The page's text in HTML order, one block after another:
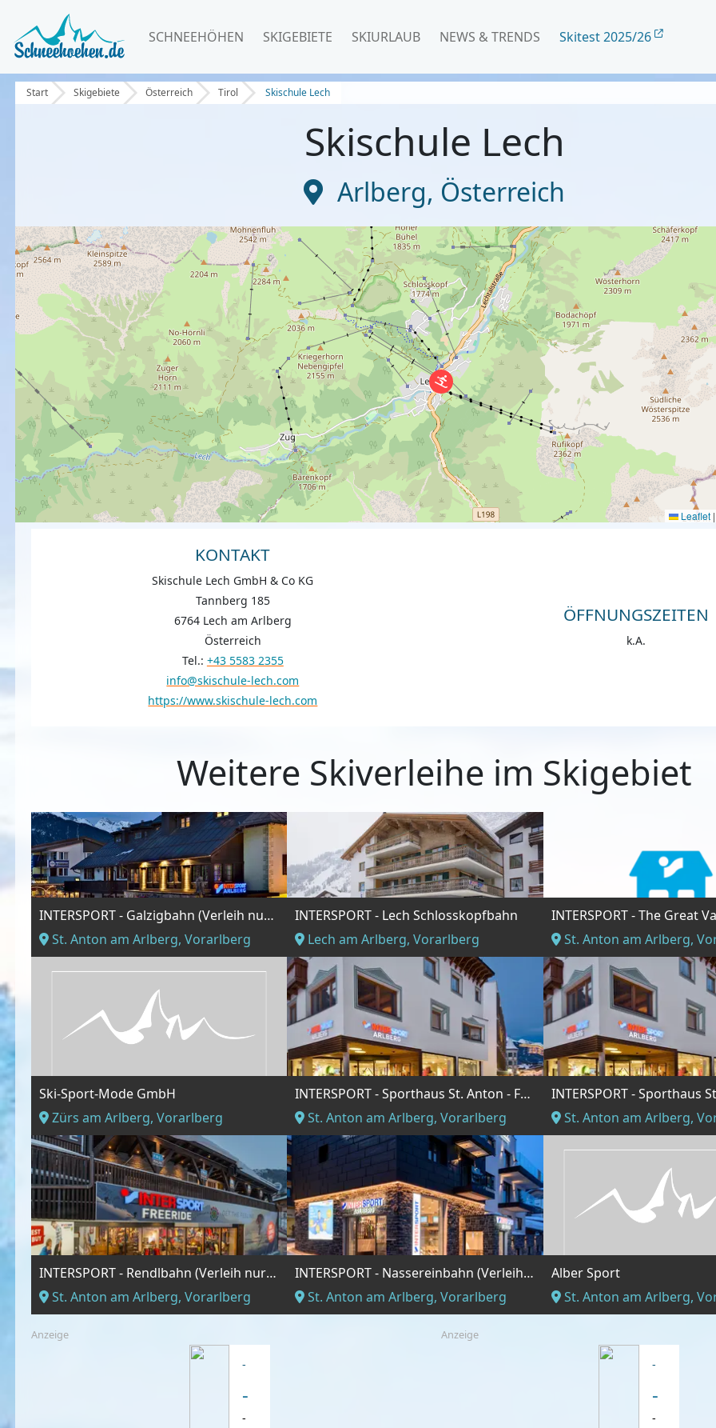
SCHNEEHÖHEN SKIGEBIETE SKIURLAUB NEWS & TRENDS Skitest 2025/26
Start Skigebiete Österreich Tirol Skischule Lech
Skischule Lech
Arlberg, Österreich
Leaflet |
KONTAKT
Skischule Lech GmbH & Co KG
Tannberg 185
6764 Lech am Arlberg
Österreich
Tel.: +43 5583 2355
info@skischule-lech.com
https://www.skischule-lech.com
ÖFFNUNGSZEITEN
k.A.
Weitere Skiverleihe im Skigebiet
INTERSPORT - Galzigbahn (Verleih nur Winter)
St. Anton am Arlberg, Vorarlberg
INTERSPORT - Lech Schlosskopfbahn
Lech am Arlberg, Vorarlberg
INTERSPORT - The Great
St. Anton am Arlberg,
Ski-Sport-Mode GmbH
Zürs am Arlberg, Vorarlberg
INTERSPORT - Sporthaus St. Anton - Fußgängerzone
St. Anton am Arlberg, Vorarlberg
St. Anton am Arlberg,
INTERSPORT - Rendlbahn (Verleih nur Winter)
St. Anton am Arlberg, Vorarlberg
INTERSPORT - Nassereinbahn (Verleih nur Winter)
St. Anton am Arlberg, Vorarlberg
Alber Sport
St. Anton am Arlberg,
Anzeige
-
-
-
Anzeige
-
-
-